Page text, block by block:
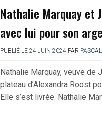
Nathalie Marquay et
avec lui pour son
PUBLIÉ LE24 JUIN 2024 PAR PASCAL
Nathalie Marquay, veuve
plateau d’Alexandra Roost
Elle s’est livrée. Nathalie